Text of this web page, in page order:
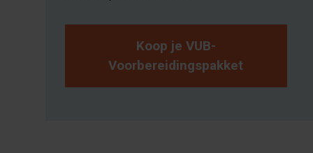
Koop je VUB-
Voorbereidingspakket